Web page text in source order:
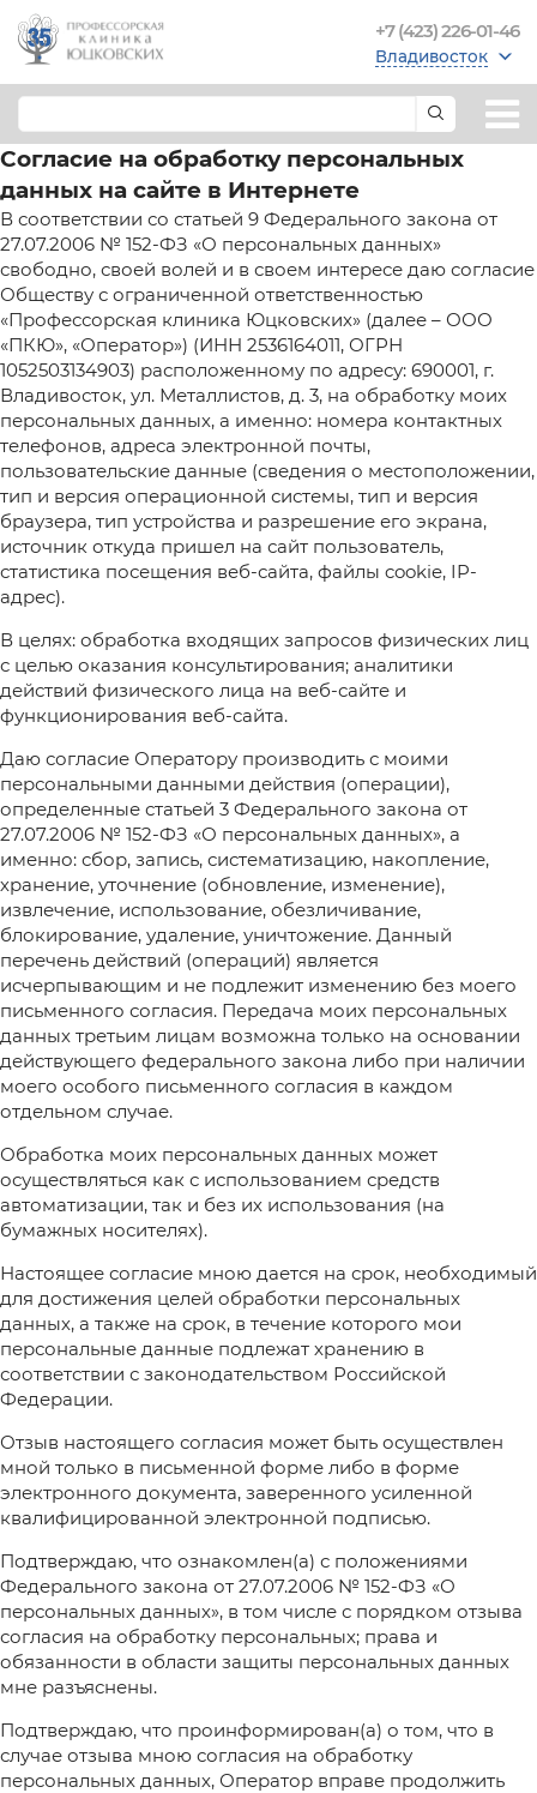
+7 (423) 226-01-46
Владивосток
Согласие на обработку персональных
данных на сайте в Интернете
В соответствии со статьей 9 Федерального закона от
27.07.2006 № 152-ФЗ «О персональных данных»
свободно, своей волей и в своем интересе даю согласие
Обществу с ограниченной ответственностью
«Профессорская клиника Юцковских» (далее – ООО
«ПКЮ», «Оператор») (ИНН 2536164011, ОГРН
1052503134903) расположенному по адресу: 690001, г.
Владивосток, ул. Металлистов, д. 3, на обработку моих
персональных данных, а именно: номера контактных
телефонов, адреса электронной почты,
пользовательские данные (сведения о местоположении,
тип и версия операционной системы, тип и версия
браузера, тип устройства и разрешение его экрана,
источник откуда пришел на сайт пользователь,
статистика посещения веб-сайта, файлы cookie, IP-
адрес).
В целях: обработка входящих запросов физических лиц
с целью оказания консультирования; аналитики
действий физического лица на веб-сайте и
функционирования веб-сайта.
Даю согласие Оператору производить с моими
персональными данными действия (операции),
определенные статьей 3 Федерального закона от
27.07.2006 № 152-ФЗ «О персональных данных», а
именно: сбор, запись, систематизацию, накопление,
хранение, уточнение (обновление, изменение),
извлечение, использование, обезличивание,
блокирование, удаление, уничтожение. Данный
перечень действий (операций) является
исчерпывающим и не подлежит изменению без моего
письменного согласия. Передача моих персональных
данных третьим лицам возможна только на основании
действующего федерального закона либо при наличии
моего особого письменного согласия в каждом
отдельном случае.
Обработка моих персональных данных может
осуществляться как с использованием средств
автоматизации, так и без их использования (на
бумажных носителях).
Настоящее согласие мною дается на срок, необходимый
для достижения целей обработки персональных
данных, а также на срок, в течение которого мои
персональные данные подлежат хранению в
соответствии с законодательством Российской
Федерации.
Отзыв настоящего согласия может быть осуществлен
мной только в письменной форме либо в форме
электронного документа, заверенного усиленной
квалифицированной электронной подписью.
Подтверждаю, что ознакомлен(а) с положениями
Федерального закона от 27.07.2006 № 152-ФЗ «О
персональных данных», в том числе с порядком отзыва
согласия на обработку персональных; права и
обязанности в области защиты персональных данных
мне разъяснены.
Подтверждаю, что проинформирован(а) о том, что в
случае отзыва мною согласия на обработку
персональных данных, Оператор вправе продолжить